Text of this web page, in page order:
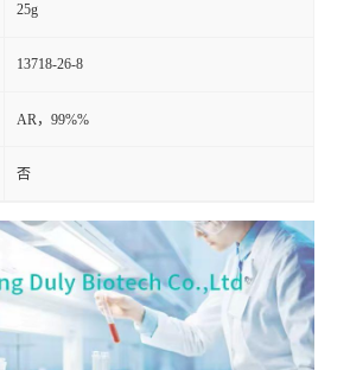
25g
13718-26-8
AR，99%%
否